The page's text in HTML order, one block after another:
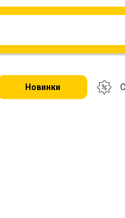
Новинки